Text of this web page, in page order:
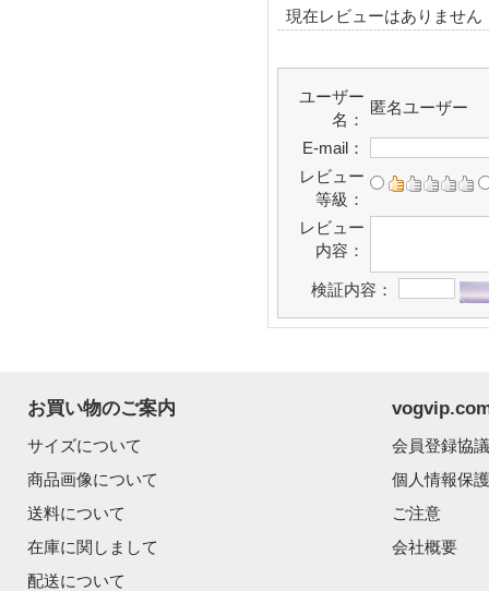
現在レビューはありません
ユーザー
名：
匿名ユーザー
E-mail：
レビュー
等級：
レビュー
内容：
検証内容：
お買い物のご案内
サイズについて
商品画像について
送料について
在庫に関しまして
配送について
会員登録協
個人情報保
ご注意
会社概要